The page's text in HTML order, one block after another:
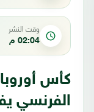
وقت النشر
02:04 م
الفرنسي